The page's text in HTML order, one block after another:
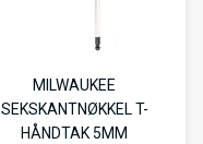
MILWAUKEE
SEKSKANTNØKKEL T-
HÅNDTAK 5MM